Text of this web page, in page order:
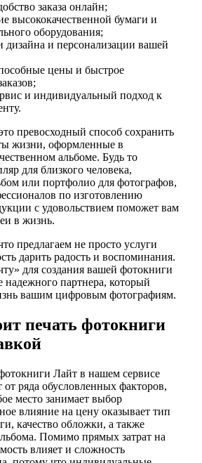
заказа онлайн;
высококачественной бумаги и
оборудования;
дизайна и персонализации вашей
цены и быстрое
и индивидуальный подход к
превосходный способ сохранить
жизни, оформленные в
альбоме. Будь то
для близкого человека,
или портфолио для фотографов,
по изготовлению
с удовольствием поможет вам
в жизнь.
предлагаем не просто услуги
дарить радость и воспоминания.
для создания вашей фотокниги
надежного партнера, который
вашим цифровым фотографиям.
печать фотокниги
Лайт в нашем сервисе
ряда обусловленных факторов,
место занимает выбор
влияние на цену оказывает тип
качество обложки, а также
Помимо прямых затрат на
влияет и сложность